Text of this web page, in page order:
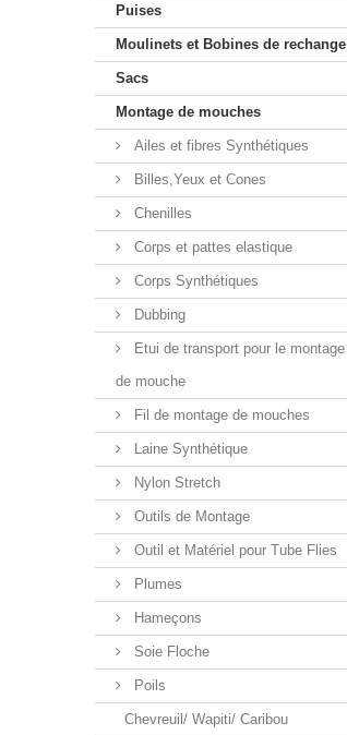
Puises
Moulinets et Bobines de rechange
Sacs
Montage de mouches
Ailes et fibres Synthétiques
Billes,Yeux et Cones
Chenilles
Corps et pattes elastique
Corps Synthétiques
Dubbing
Etui de transport pour le montage
de mouche
Fil de montage de mouches
Laine Synthétique
Nylon Stretch
Outils de Montage
Outil et Matériel pour Tube Flies
Plumes
Hameçons
Soie Floche
Poils
Chevreuil/ Wapiti/ Caribou